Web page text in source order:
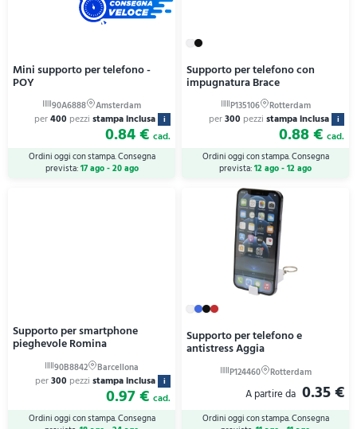
Mini supporto per telefono -
POY
per400 pezzi stampa inclusa i
0.84 € cad.
Ordini oggi con stampa. Consegna
prevista:17 ago - 20 ago
Supporto per telefono con
impugnatura Brace
per300 pezzi stampa inclusa i
0.88 € cad.
Ordini oggi con stampa. Consegna
prevista:12 ago - 12 ago
Supporto per smartphone
pieghevole Romina
per300 pezzi stampa inclusa i
0.97 € cad.
Ordini oggi con stampa. Consegna
Supporto per telefono e
antistress Aggia
0.35 €
Ordini oggi con stampa. Consegna